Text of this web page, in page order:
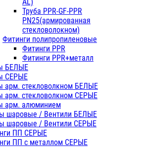
Труба PPR-GF-PPR
PN25(армированная
стекловолокном)
Фитинги полипропиленовые
Фитинги PPR
Фитинги PPR+металл
БЕЛЫЕ
СЕРЫЕ
арм. стекловолкном БЕЛЫЕ
арм. стекловолкном СЕРЫЕ
арм. алюминием
шаровые / Вентили БЕЛЫЕ
шаровые / Вентили СЕРЫЕ
ПП СЕРЫЕ
ПП с металлом СЕРЫЕ